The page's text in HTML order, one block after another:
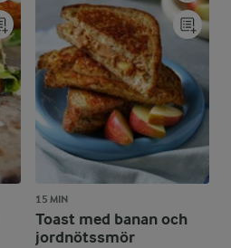
15 MIN
Toast med banan och
jordnötssmör